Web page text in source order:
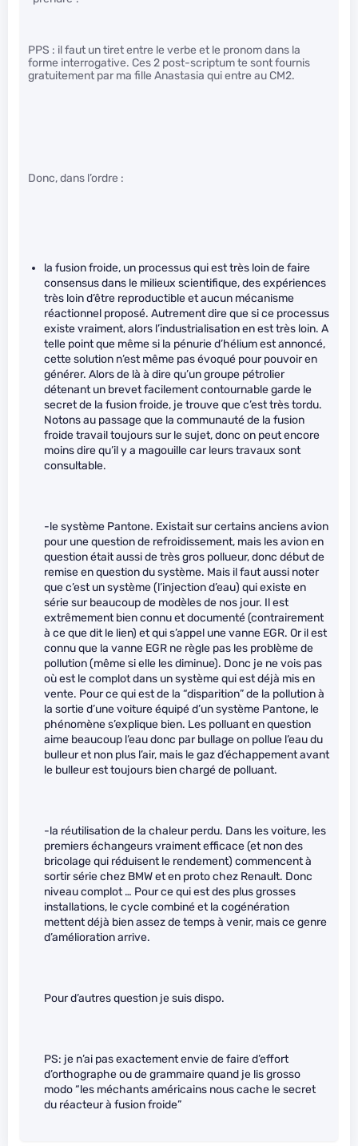
PPS : il faut un tiret entre le verbe et le pronom dans la
forme interrogative. Ces 2 post-scriptum te sont fournis
gratuitement par ma fille Anastasia qui entre au CM2.
Donc, dans l’ordre :
la fusion froide, un processus qui est très loin de faire
consensus dans le milieux scientifique, des expériences
très loin d’être reproductible et aucun mécanisme
réactionnel proposé. Autrement dire que si ce processus
existe vraiment, alors l’industrialisation en est très loin. A
telle point que même si la pénurie d’hélium est annoncé,
cette solution n’est même pas évoqué pour pouvoir en
générer. Alors de là à dire qu’un groupe pétrolier
détenant un brevet facilement contournable garde le
secret de la fusion froide, je trouve que c’est très tordu.
Notons au passage que la communauté de la fusion
froide travail toujours sur le sujet, donc on peut encore
moins dire qu’il y a magouille car leurs travaux sont
consultable.
-le système Pantone. Existait sur certains anciens avion
pour une question de refroidissement, mais les avion en
question était aussi de très gros pollueur, donc début de
remise en question du système. Mais il faut aussi noter
que c’est un système (l’injection d’eau) qui existe en
série sur beaucoup de modèles de nos jour. Il est
extrêmement bien connu et documenté (contrairement
à ce que dit le lien) et qui s’appel une vanne EGR. Or il est
connu que la vanne EGR ne règle pas les problème de
pollution (même si elle les diminue). Donc je ne vois pas
où est le complot dans un système qui est déjà mis en
vente. Pour ce qui est de la “disparition” de la pollution à
la sortie d’une voiture équipé d’un système Pantone, le
phénomène s’explique bien. Les polluant en question
aime beaucoup l’eau donc par bullage on pollue l’eau du
bulleur et non plus l’air, mais le gaz d’échappement avant
le bulleur est toujours bien chargé de polluant.
-la réutilisation de la chaleur perdu. Dans les voiture, les
premiers échangeurs vraiment efficace (et non des
bricolage qui réduisent le rendement) commencent à
sortir série chez BMW et en proto chez Renault. Donc
niveau complot … Pour ce qui est des plus grosses
installations, le cycle combiné et la cogénération
mettent déjà bien assez de temps à venir, mais ce genre
d’amélioration arrive.
Pour d’autres question je suis dispo.
PS: je n’ai pas exactement envie de faire d’effort
d’orthographe ou de grammaire quand je lis grosso
modo “les méchants américains nous cache le secret
du réacteur à fusion froide”